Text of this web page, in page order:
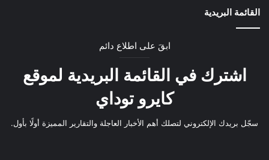
القائمة البريدية
ابقَ على اطلاع دائم
اشترك في القائمة البريدية لموقع
كايرو توداي
سجّل بريدك الإلكتروني لتصلك أهم الأخبار العاجلة والتقارير المميزة أولًا بأول.